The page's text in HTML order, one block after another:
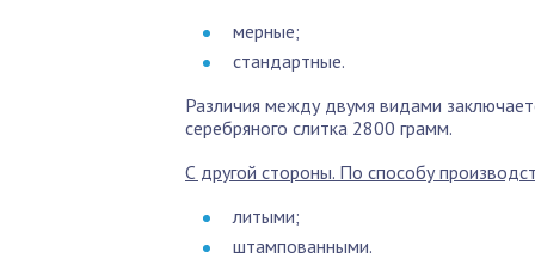
мерные;
стандартные.
Различия между двумя видами
серебряного слитка 2800 грамм.
С другой стороны. По способу
литыми;
штампованными.